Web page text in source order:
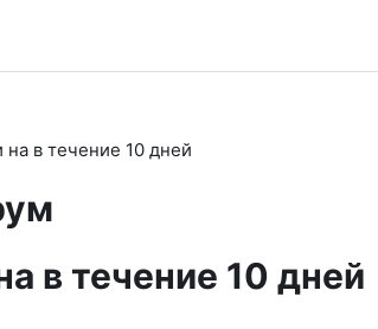
на в течение 10 дней
в течение 10 дней